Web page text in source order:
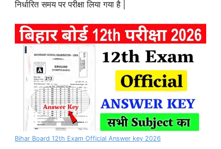
निर्धारित समय पर परीक्षा लिया गया है |
Bihar Board 12th Exam Official Answer key 2026